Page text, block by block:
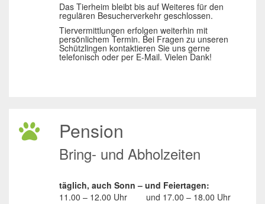
Das Tierheim bleibt bis auf Weiteres für den
regulären Besucherverkehr geschlossen.
Tiervermittlungen erfolgen weiterhin mit
persönlichem Termin. Bei Fragen zu unseren
Schützlingen kontaktieren Sie uns gerne
telefonisch oder per E-Mail. Vielen Dank!
Pension
Bring- und Abholzeiten
täglich, auch Sonn – und Feiertagen:
11.00 – 12.00 Uhr
und 17.00 – 18.00 Uhr